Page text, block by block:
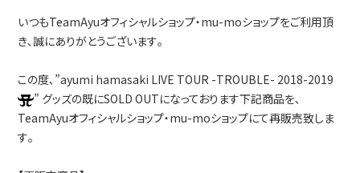
いつもTeamAyuオフィシャルショップ・mu-moショップをご利用頂
き､誠にありがとうございます｡
この度､”ayumi hamasaki LIVE TOUR -TROUBLE- 2018-2019
” グッズの既にSOLD OUTになっております下記商品を､
TeamAyuオフィシャルショップ・mu-moショップにて再販売致しま
す｡